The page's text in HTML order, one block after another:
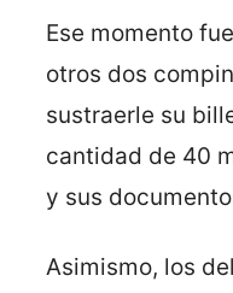
Ese momento
otros dos
sustraerle su
cantidad de 40
y sus
Asimismo, los